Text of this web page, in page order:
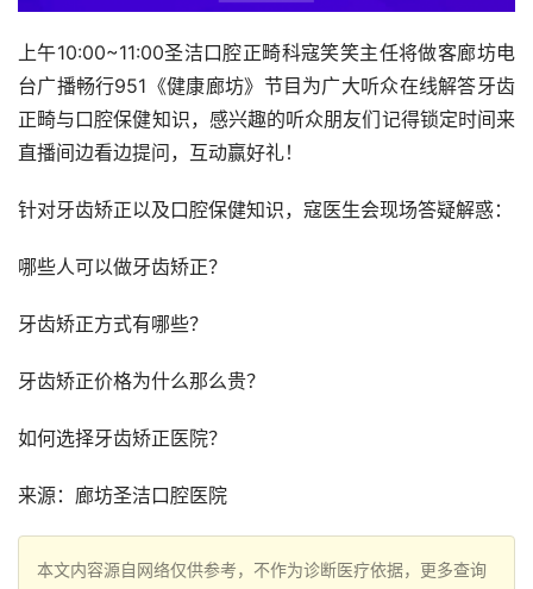
上午10:00~11:00圣洁口腔正畸科寇笑笑主任将做客廊坊电
台广播畅行951《健康廊坊》节目为广大听众在线解答牙齿
正畸与口腔保健知识，感兴趣的听众朋友们记得锁定时间来
直播间边看边提问，互动赢好礼！
针对牙齿矫正以及口腔保健知识，寇医生会现场答疑解惑：
哪些人可以做牙齿矫正？
牙齿矫正方式有哪些？
牙齿矫正价格为什么那么贵？
如何选择牙齿矫正医院？
来源：廊坊圣洁口腔医院
本文内容源自网络仅供参考，不作为诊断医疗依据，更多查询